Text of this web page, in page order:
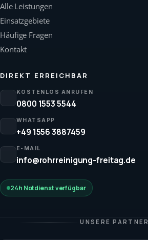
Alle Leistungen
Einsatzgebiete
Häufige Fragen
Kontakt
DIREKT ERREICHBAR
KOSTENLOS ANRUFEN
0800 1553 5544
WHATSAPP
+49 1556 3887459
E-MAIL
info@rohrreinigung-freitag.de
24h Notdienst verfügbar
UNSERE PARTNER